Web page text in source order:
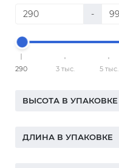
-
290 3 тыс. 5 тыс.
ВЫСОТА В УПАКОВКЕ
ДЛИНА В УПАКОВКЕ